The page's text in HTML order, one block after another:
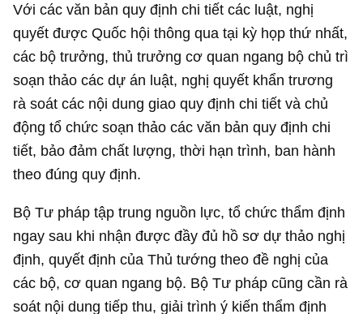
Với các văn bản quy định chi tiết các luật, nghị
quyết được Quốc hội thông qua tại kỳ họp thứ nhất,
các bộ trưởng, thủ trưởng cơ quan ngang bộ chủ trì
soạn thảo các dự án luật, nghị quyết khẩn trương
rà soát các nội dung giao quy định chi tiết và chủ
động tổ chức soạn thảo các văn bản quy định chi
tiết, bảo đảm chất lượng, thời hạn trình, ban hành
theo đúng quy định.
Bộ Tư pháp tập trung nguồn lực, tổ chức thẩm định
ngay sau khi nhận được đầy đủ hồ sơ dự thảo nghị
định, quyết định của Thủ tướng theo đề nghị của
các bộ, cơ quan ngang bộ. Bộ Tư pháp cũng cần rà
soát nội dung tiếp thu, giải trình ý kiến thẩm định